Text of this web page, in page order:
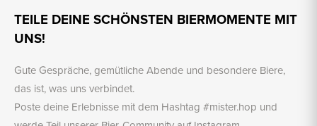
TEILE DEINE SCHÖNSTEN BIERMOMENTE MIT
UNS!
Gute Gespräche, gemütliche Abende und besondere Biere,
das ist, was uns verbindet.
Poste deine Erlebnisse mit dem Hashtag #mister.hop und